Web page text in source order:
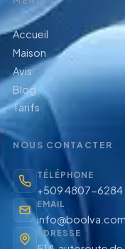
Accueil
Maison
Avis
Blog
Tarifs
NOUS CONTACTER
TÉLÉPHONE
+509 4807-6284
EMAIL
info@boolva.com
ADRESSE